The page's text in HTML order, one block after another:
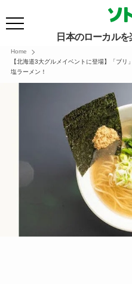
日本のローカルを
Home
【北海道3大グルメイベントに登場】「ブ
塩ラーメン！